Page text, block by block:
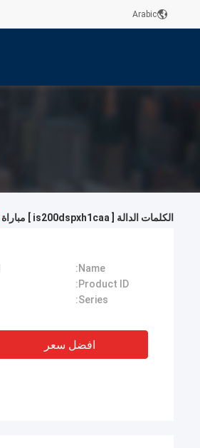
Arabic
الكلمات الدالة [ is200dspxh1caa ] مباراة
Name:
Product ID:
Series:
افضل سعر